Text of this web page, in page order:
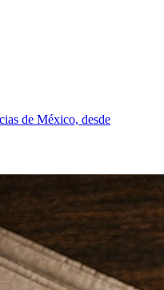
de México, desde